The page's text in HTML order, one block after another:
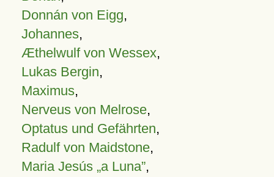
Donnán von Eigg,
Johannes,
Æthelwulf von Wessex,
Lukas Bergin,
Maximus,
Nerveus von Melrose,
Optatus und Gefährten,
Radulf von Maidstone,
Maria Jesús „a Luna”,